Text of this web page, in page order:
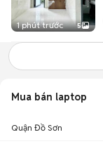
1 phút trước 5
Mua bán laptop
Quận Đồ Sơn